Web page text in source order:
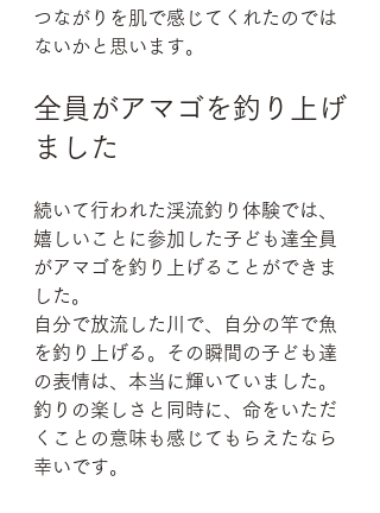
つながりを肌で感じてくれたのでは
ないかと思います。
全員がアマゴを釣り上げ
ました
続いて行われた渓流釣り体験では、
嬉しいことに参加した子ども達全員
がアマゴを釣り上げることができま
した。
自分で放流した川で、自分の竿で魚
を釣り上げる。その瞬間の子ども達
の表情は、本当に輝いていました。
釣りの楽しさと同時に、命をいただ
くことの意味も感じてもらえたなら
幸いです。